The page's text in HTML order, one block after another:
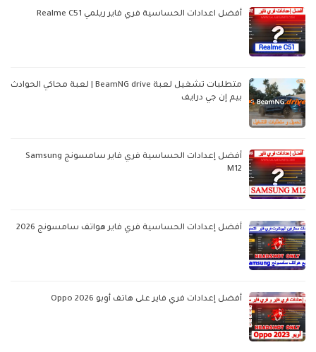
أفضل اعدادات الحساسية فري فاير ريلمي Realme C51
متطلبات تشغيل لعبة BeamNG drive | لعبة محاكي الحوادث
بيم إن جي درايف
أفضل إعدادات الحساسية فري فاير سامسونج Samsung
M12
أفضل إعدادات الحساسية فري فاير هواتف سامسونج 2026
أفضل إعدادات فري فاير على هاتف أوبو Oppo 2026